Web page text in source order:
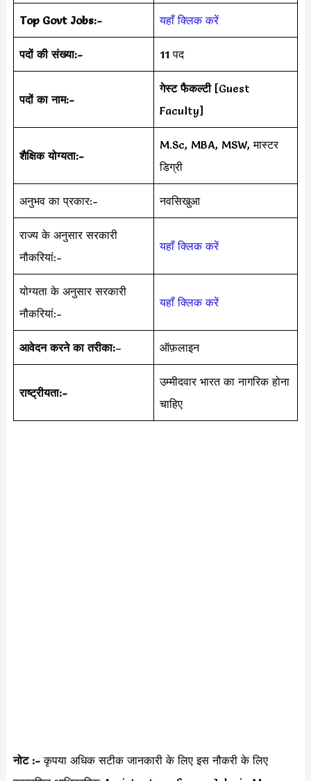
Top Govt Jobs:- यहाँ क्लिक करें
पदों की संख्या:- 11 पद
पदों का नाम:-
गेस्ट फैकल्टी [Guest
Faculty]
शैक्षिक योग्यता:-
M.Sc, MBA, MSW, मास्टर
डिग्री
अनुभव का प्रकार:- नवसिखुआ
राज्य के अनुसार सरकारी
नौकरियां:-
यहाँ क्लिक करें
योग्यता के अनुसार सरकारी
नौकरियां:-
यहाँ क्लिक करें
आवेदन करने का तरीका:– ऑफ़लाइन
राष्ट्रीयता:-
उम्मीदवार भारत का नागरिक होना
चाहिए
नोट :-कृपया अधिक सटीक जानकारी के लिए इस नौकरी के लिए